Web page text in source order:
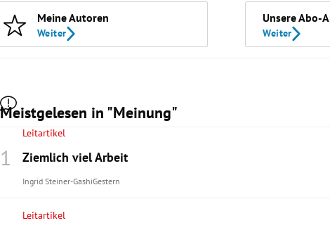
Meine Autoren
Weiter
Unsere Abo-
Weiter
Meistgelesen in "Meinung"
Leitartikel
Ziemlich viel Arbeit
Ingrid Steiner-GashiGestern
Leitartikel